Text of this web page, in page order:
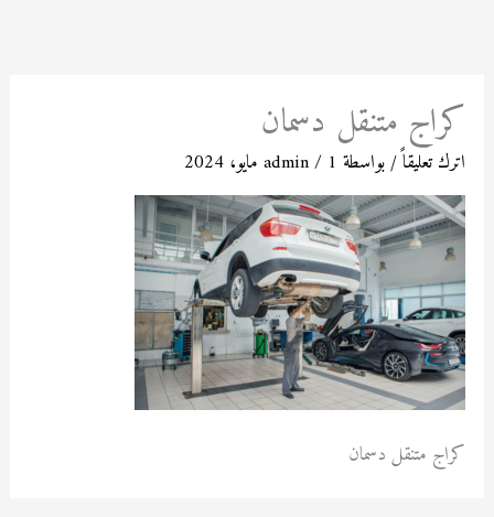
كراج متنقل دسمان
اترك تعليقاً/ بواسطة admin/ 1 مايو، 2024
كراج متنقل دسمان